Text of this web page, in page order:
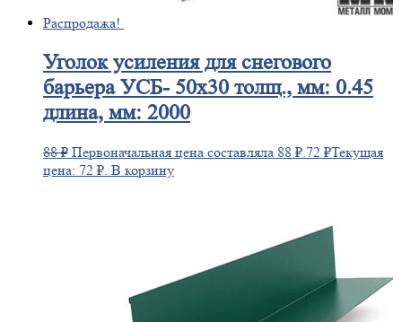
Распродажа!
Уголокусиления для снегового
барьера УСБ- 50х30 толщ., мм: 0.45
длина, мм: 2000
88₽ Первоначальная цена составляла 88 ₽.72 ₽Текущая
цена: 72 ₽. В корзину